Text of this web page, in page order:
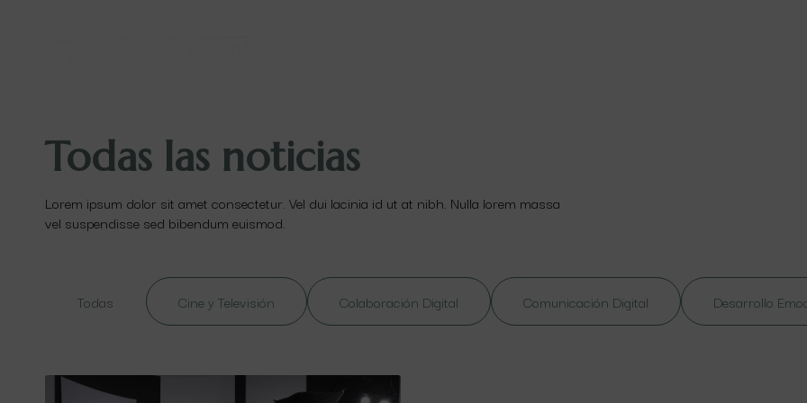
Todas las noticias
Lorem ipsum dolor sit amet consectetur. Vel dui lacinia id ut at nibh. Nulla lorem massa
vel suspendisse sed bibendum euismod.
Todas Cine y Televisión Colaboración Digital Comunicación Digital Desarrollo